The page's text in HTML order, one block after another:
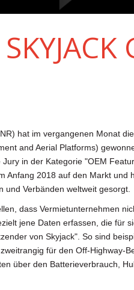
hat im vergangenen Monat die
and Aerial Platforms)
in der Kategorie "OEM
Anfang 2018 auf den Markt und
und Verbänden weltweit gesorgt.
dass Vermietunternehmen
jene Daten erfassen, die für
von Skyjack". So sind
für den Off-Highway-
über den Batterieverbrauch,